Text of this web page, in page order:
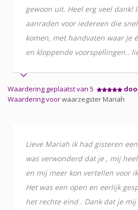
gewoon uit. Heel erg veel dank!
aanraden voor iedereen die
komen, met handvaten waar je
en kloppende voorspellingen..
Waardering geplaatst van 5
Waardering voorwaarzegster Mariah
Lieve Mariah ik had gisteren
was verwonderd dat je , mij
en mij meer kon vertellen voor
Het was een open en eerlijk
het rechte eind . Dank dat je